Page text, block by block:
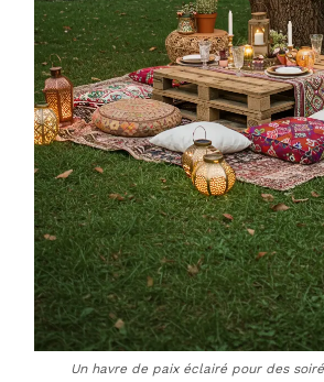
Un havre de paix éclairé pour des